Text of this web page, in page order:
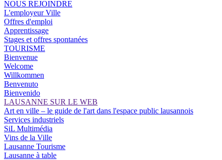
NOUS REJOINDRE
L'employeur Ville
Offres d'emploi
Apprentissage
Stages et offres spontanées
TOURISME
Bienvenue
Welcome
Willkommen
Benvenuto
Bienvenido
LAUSANNE SUR LE WEB
Art en ville – le guide de l'art dans l'espace public lausannois
Services industriels
SiL Multimédia
Vins de la Ville
Lausanne Tourisme
Lausanne à table